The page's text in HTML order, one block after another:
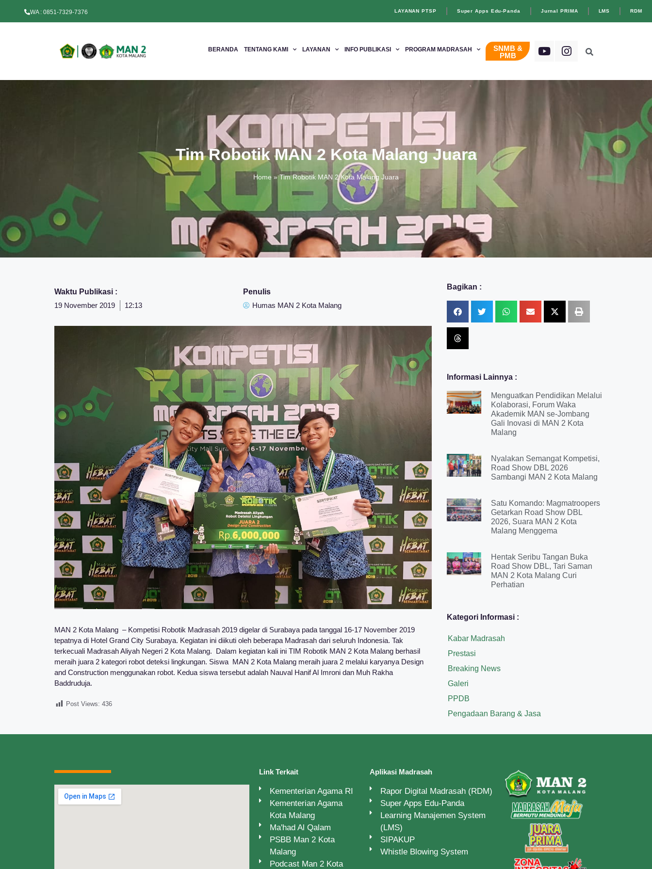
WA : 0851-7329-7376 LAYANAN PTSP Super Apps Edu-Panda Jurnal PRIMA LMS RDM
BERANDA TENTANG KAMI LAYANAN INFO PUBLIKASI PROGRAM MADRASAH
SNMB &
PMB
Tim Robotik MAN 2 Kota Malang Juara
Home »Tim Robotik MAN 2 Kota Malang Juara
Waktu Publikasi :
19 November 2019
12:13
Penulis
Humas MAN 2 Kota Malang
MAN 2 Kota Malang – Kompetisi Robotik Madrasah 2019 digelar di Surabaya pada tanggal 16-17 November 2019
tepatnya di Hotel Grand City Surabaya. Kegiatan ini diikuti oleh beberapa Madrasah dari seluruh Indonesia. Tak
terkecuali Madrasah Aliyah Negeri 2 Kota Malang. Dalam kegiatan kali ini TIM Robotik MAN 2 Kota Malang berhasil
meraih juara 2 kategori robot deteksi lingkungan. Siswa MAN 2 Kota Malang meraih juara 2 melalui karyanya Design
and Construction menggunakan robot. Kedua siswa tersebut adalah Nauval Hanif Al Imroni dan Muh Rakha
Baddruduja.
Post Views: 436
Bagikan :
Informasi Lainnya :
Menguatkan Pendidikan Melalui
Kolaborasi, Forum Waka
Akademik MAN se-Jombang
Gali Inovasi di MAN 2 Kota
Malang
Nyalakan Semangat Kompetisi,
Road Show DBL 2026
Sambangi MAN 2 Kota Malang
Satu Komando: Magmatroopers
Getarkan Road Show DBL
2026, Suara MAN 2 Kota
Malang Menggema
Hentak Seribu Tangan Buka
Road Show DBL, Tari Saman
MAN 2 Kota Malang Curi
Perhatian
Kategori Informasi :
Kabar Madrasah
Prestasi
Breaking News
Galeri
PPDB
Pengadaan Barang & Jasa
Link Terkait
Kementerian Agama RI
Kementerian Agama
Kota Malang
Ma'had Al Qalam
PSBB Man 2 Kota
Malang
Podcast Man 2 Kota
Aplikasi Madrasah
Rapor Digital Madrasah (RDM)
Super Apps Edu-Panda
Learning Manajemen System
(LMS)
SIPAKUP
Whistle Blowing System